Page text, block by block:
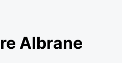
Albrane